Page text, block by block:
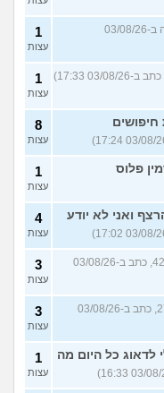
(קולית, בת 20, כתבה ב-03/08/26
1
עצות
1
עצות
8
עצות
פלוס 1
עצות
ואני לא יודע
4
עצות
(דן, בן 42, כתב ב-03/08/26
3
עצות
(אנושי, בן 27, כתב ב-03/08/26
3
עצות
לדאוג כל היום מה
1
עצות